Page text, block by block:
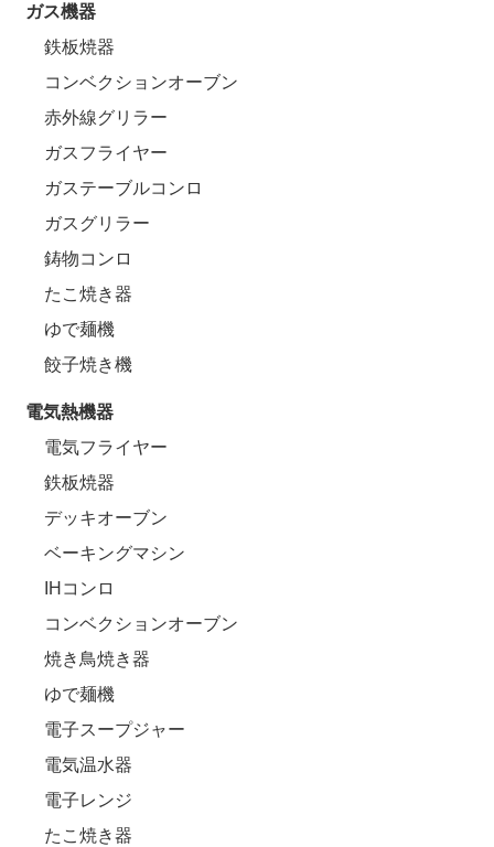
ガス機器
鉄板焼器
コンベクションオーブン
赤外線グリラー
ガスフライヤー
ガステーブルコンロ
ガスグリラー
鋳物コンロ
たこ焼き器
ゆで麺機
餃子焼き機
電気熱機器
電気フライヤー
鉄板焼器
デッキオーブン
ベーキングマシン
IHコンロ
コンベクションオーブン
焼き鳥焼き器
ゆで麺機
電子スープジャー
電気温水器
電子レンジ
たこ焼き器